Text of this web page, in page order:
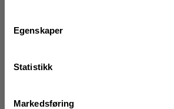
Egenskaper
Statistikk
Markedsføring
se din avtalepris